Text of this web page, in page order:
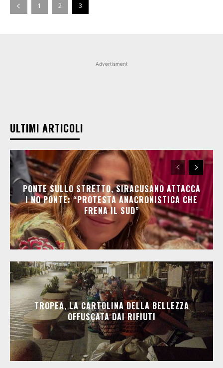
1 2 3
Advertisment
ULTIMI ARTICOLI
PONTE SULLO STRETTO, SIRACUSANO ATTACCA
I NO PONTE: “PROTESTA ANACRONISTICA CHE
FRENA IL SUD”
TROPEA, LA CARTOLINA DELLA BELLEZZA
OFFUSCATA DAI RIFIUTI